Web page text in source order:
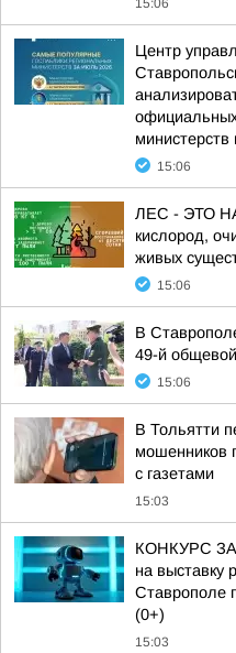
15:06
Центр
министерств
15:06
ЛЕС - ЭТО
кислород,
живых
15:06
В
49-й
15:06
В Тольятти
мошенников
с газетами
15:03
КОНКУРС
на выставку
Ставрополе
(0+)
15:03